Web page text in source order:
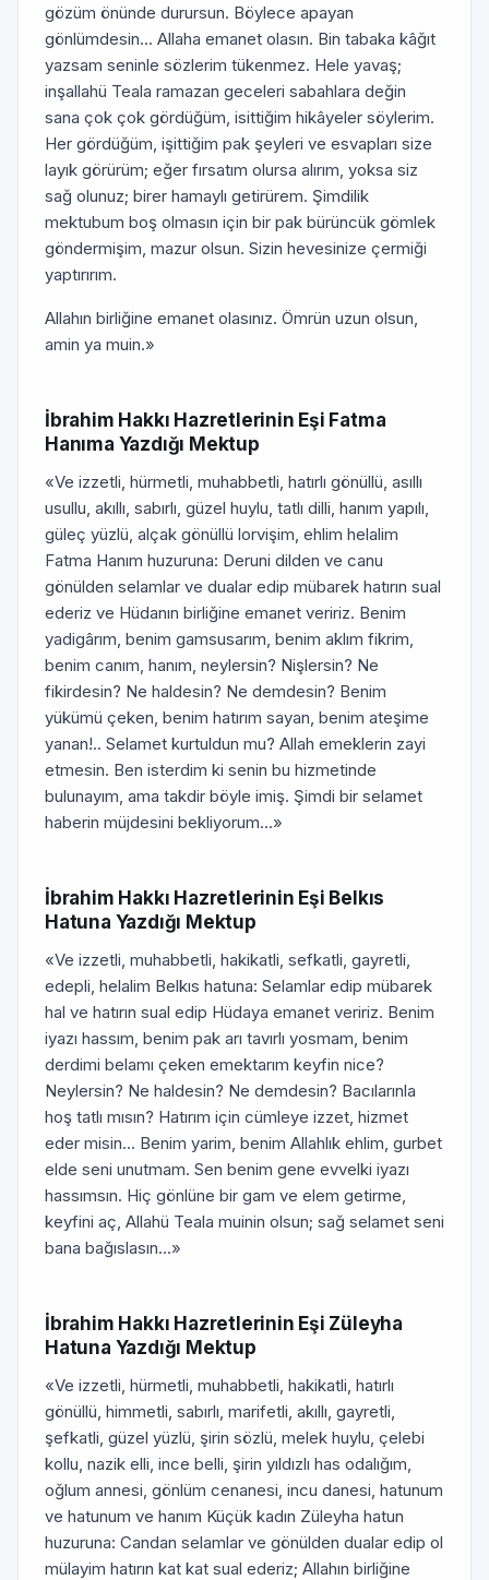
gözüm önünde durursun. Böylece apayan
gönlümdesin... Allaha emanet olasın. Bin tabaka kâğıt
yazsam seninle sözlerim tükenmez. Hele yavaş;
inşallahü Teala ramazan geceleri sabahlara değin
sana çok çok gördüğüm, isittiğim hikâyeler söylerim.
Her gördüğüm, işittiğim pak şeyleri ve esvapları size
layık görürüm; eğer fırsatım olursa alırım, yoksa siz
sağ olunuz; birer hamaylı getirürem. Şimdilik
mektubum boş olmasın için bir pak bürüncük gömlek
göndermişim, mazur olsun. Sizin hevesinize çermiği
yaptırırım.
Allahın birliğine emanet olasınız. Ömrün uzun olsun,
amin ya muin.»
İbrahim Hakkı Hazretlerinin Eşi Fatma
Hanıma Yazdığı Mektup
«Ve izzetli, hürmetli, muhabbetli, hatırlı gönüllü, asıllı
usullu, akıllı, sabırlı, güzel huylu, tatlı dilli, hanım yapılı,
güleç yüzlü, alçak gönüllü lorvişim, ehlim helalim
Fatma Hanım huzuruna: Deruni dilden ve canu
gönülden selamlar ve dualar edip mübarek hatırın sual
ederiz ve Hüdanın birliğine emanet veririz. Benim
yadigârım, benim gamsusarım, benim aklım fikrim,
benim canım, hanım, neylersin? Nişlersin? Ne
fikirdesin? Ne haldesin? Ne demdesin? Benim
yükümü çeken, benim hatırım sayan, benim ateşime
yanan!.. Selamet kurtuldun mu? Allah emeklerin zayi
etmesin. Ben isterdim ki senin bu hizmetinde
bulunayım, ama takdir böyle imiş. Şimdi bir selamet
haberin müjdesini bekliyorum...»
İbrahim Hakkı Hazretlerinin Eşi Belkıs
Hatuna Yazdığı Mektup
«Ve izzetli, muhabbetli, hakikatli, sefkatli, gayretli,
edepli, helalim Belkıs hatuna: Selamlar edip mübarek
hal ve hatırın sual edip Hüdaya emanet veririz. Benim
iyazı hassım, benim pak arı tavırlı yosmam, benim
derdimi belamı çeken emektarım keyfin nice?
Neylersin? Ne haldesin? Ne demdesin? Bacılarınla
hoş tatlı mısın? Hatırım için cümleye izzet, hizmet
eder misin... Benim yarim, benim Allahlık ehlim, gurbet
elde seni unutmam. Sen benim gene evvelki iyazı
hassımsın. Hiç gönlüne bir gam ve elem getirme,
keyfini aç, Allahü Teala muinin olsun; sağ selamet seni
bana bağıslasın...»
İbrahim Hakkı Hazretlerinin Eşi Züleyha
Hatuna Yazdığı Mektup
«Ve izzetli, hürmetli, muhabbetli, hakikatli, hatırlı
gönüllü, himmetli, sabırlı, marifetli, akıllı, gayretli,
şefkatli, güzel yüzlü, şirin sözlü, melek huylu, çelebi
kollu, nazik elli, ince belli, şirin yıldızlı has odalığım,
oğlum annesi, gönlüm cenanesi, incu danesi, hatunum
ve hatunum ve hanım Küçük kadın Züleyha hatun
huzuruna: Candan selamlar ve gönülden dualar edip ol
mülayim hatırın kat kat sual ederiz; Allahın birliğine